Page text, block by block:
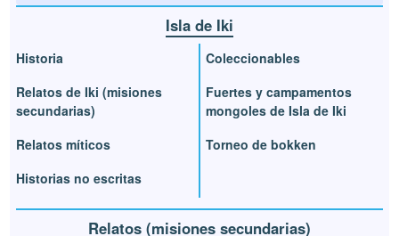
Isla de Iki
Historia
Relatos de Iki (misiones
secundarias)
Relatos míticos
Historias no escritas
Coleccionables
Fuertes y campamentos
mongoles de Isla de Iki
Torneo de bokken
Relatos (misiones secundarias)